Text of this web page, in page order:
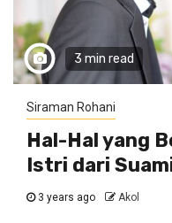
3 min read
Siraman Rohani
Hal-Hal yang
Istri dari
3 years ago Akol